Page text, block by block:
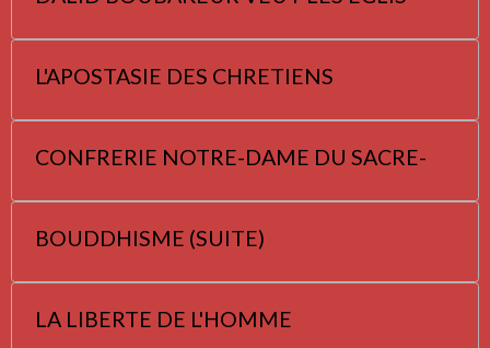
L'APOSTASIE DES CHRETIENS
CONFRERIE NOTRE-DAME DU SACRE-
BOUDDHISME (SUITE)
LA LIBERTE DE L'HOMME